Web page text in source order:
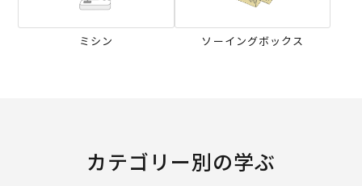
ミシン ソーイングボックス
カテゴリー別の学ぶ